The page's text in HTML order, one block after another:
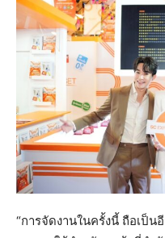
“การจัดงานในครั้งนี้ ถือเป็